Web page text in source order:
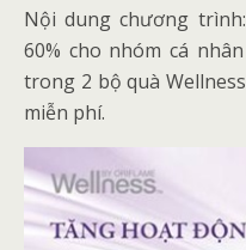
Nội dung chương
60% cho nhóm cá
trong 2 bộ quà
miễn phí.